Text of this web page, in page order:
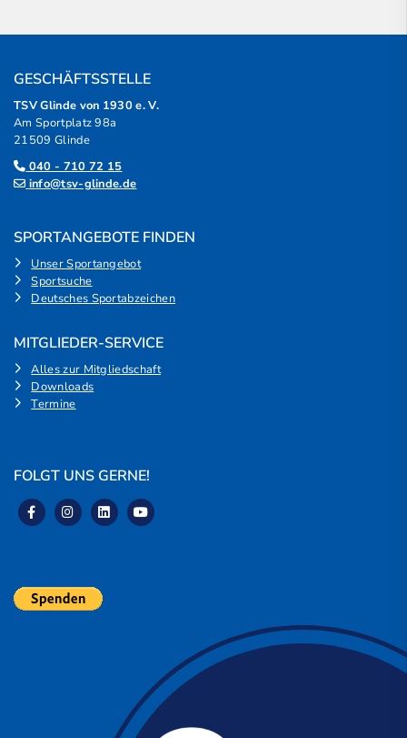
GESCHÄFTSSTELLE
TSV Glinde von 1930 e. V.
Am Sportplatz 98a
21509 Glinde
040 - 710 72 15
info@tsv-glinde.de
SPORTANGEBOTE FINDEN
Unser Sportangebot
Sportsuche
Deutsches Sportabzeichen
MITGLIEDER-SERVICE
Alles zur Mitgliedschaft
Downloads
Termine
FOLGT UNS GERNE!